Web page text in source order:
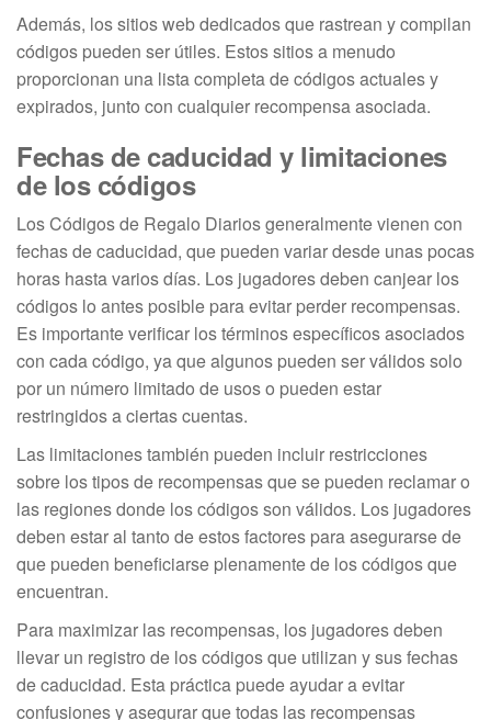
Además, los sitios web dedicados que rastrean y compilan
códigos pueden ser útiles. Estos sitios a menudo
proporcionan una lista completa de códigos actuales y
expirados, junto con cualquier recompensa asociada.
Fechas de caducidad y limitaciones
de los códigos
Los Códigos de Regalo Diarios generalmente vienen con
fechas de caducidad, que pueden variar desde unas pocas
horas hasta varios días. Los jugadores deben canjear los
códigos lo antes posible para evitar perder recompensas.
Es importante verificar los términos específicos asociados
con cada código, ya que algunos pueden ser válidos solo
por un número limitado de usos o pueden estar
restringidos a ciertas cuentas.
Las limitaciones también pueden incluir restricciones
sobre los tipos de recompensas que se pueden reclamar o
las regiones donde los códigos son válidos. Los jugadores
deben estar al tanto de estos factores para asegurarse de
que pueden beneficiarse plenamente de los códigos que
encuentran.
Para maximizar las recompensas, los jugadores deben
llevar un registro de los códigos que utilizan y sus fechas
de caducidad. Esta práctica puede ayudar a evitar
confusiones y asegurar que todas las recompensas